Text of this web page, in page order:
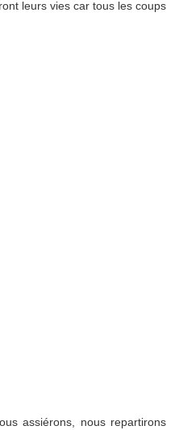
leurs vies car tous les coups
assiérons, nous repartirons